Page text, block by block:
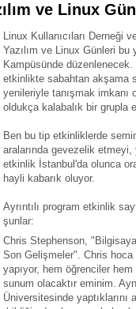
ve Linux
Linux Kullanıcıları Derneği
Yazılım ve Linux Günleri
Kampüsünde düzenlenecek.
etkinlikte sabahtan akşama
yenileriyle tanışmak imkanı
oldukça kalabalık bir grupla
Ben bu tip etkinliklerde
aralarında gevezelik
etkinlik İstanbul'da olunca
hayli kabarık oluyor.
Ayrıntılı program etkinlik
şunlar:
Chris Stephenson,
Son Gelişmeler". Chris
yapıyor, hem öğrenciler
sunum olacaktır eminim.
Üniversitesinde